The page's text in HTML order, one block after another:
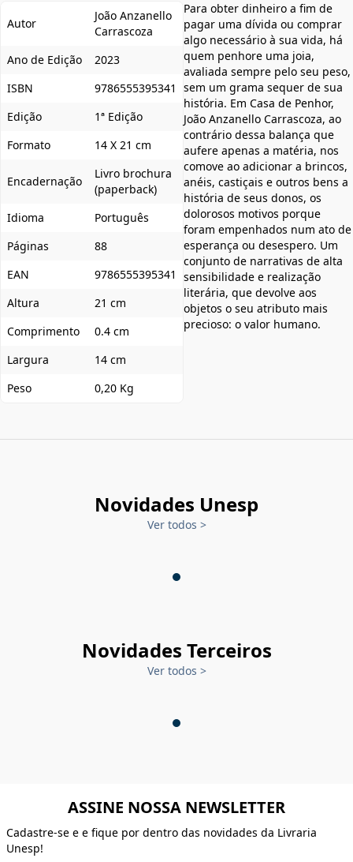
Autor
João Anzanello
Carrascoza
Ano de Edição
2023
ISBN
9786555395341
Edição
1ª Edição
Formato
14 X 21 cm
Encadernação
Livro brochura
(paperback)
Idioma
Português
Páginas
88
EAN
9786555395341
Altura
21 cm
Comprimento
0.4 cm
Largura
14 cm
Peso
0,20 Kg
Para obter dinheiro a fim de
pagar uma dívida ou comprar
algo necessário à sua vida, há
quem penhore uma joia,
avaliada sempre pelo seu peso,
sem um grama sequer de sua
história. Em Casa de Penhor,
João Anzanello Carrascoza, ao
contrário dessa balança que
aufere apenas a matéria, nos
comove ao adicionar a brincos,
anéis, castiçais e outros bens a
história de seus donos, os
dolorosos motivos porque
foram empenhados num ato de
esperança ou desespero. Um
conjunto de narrativas de alta
sensibilidade e realização
literária, que devolve aos
objetos o seu atributo mais
precioso: o valor humano.
Novidades Unesp
Ver todos >
Novidades Terceiros
Ver todos >
ASSINE NOSSA NEWSLETTER
Cadastre-se e e fique por dentro das novidades da Livraria
Unesp!